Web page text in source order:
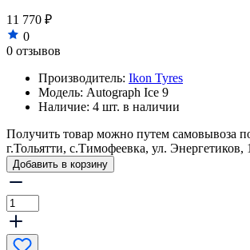
11 770 ₽
0
0 отзывов
Производитель: Ikon Tyres
Модель: Autograph Ice 9
Наличие: 4 шт. в наличии
Получить товар можно путем самовывоза
г.Тольятти, с.Тимофеевка, ул. Энергетиков,
Добавить в корзину